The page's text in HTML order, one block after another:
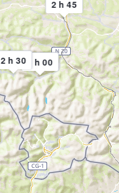
3 h 00
2 h 45
2 h 30